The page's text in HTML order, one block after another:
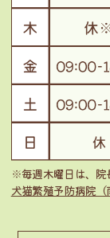
※毎週木曜日は、院
犬猫繁殖予防病院（